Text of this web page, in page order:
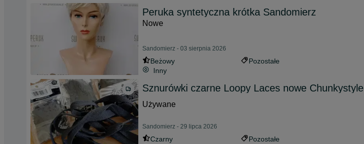
Peruka syntetyczna krótka Sandomierz
Nowe
Sandomierz - 03 sierpnia 2026
Beżowy
Pozostałe
Inny
Sznurówki czarne Loopy Laces nowe Chunkystyle
Używane
Sandomierz - 29 lipca 2026
Czarny
Pozostałe